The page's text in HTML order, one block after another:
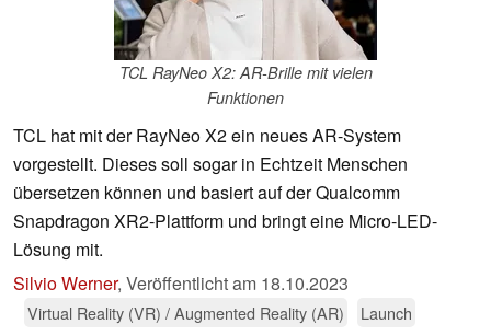
TCL RayNeo X2: AR-Brille mit vielen
Funktionen
TCL hat mit der RayNeo X2 ein neues AR-System
vorgestellt. Dieses soll sogar in Echtzeit Menschen
übersetzen können und basiert auf der Qualcomm
Snapdragon XR2-Plattform und bringt eine Micro-LED-
Lösung mit.
Silvio Werner, Veröffentlicht am 18.10.2023
Virtual Reality (VR) / Augmented Reality (AR) Launch